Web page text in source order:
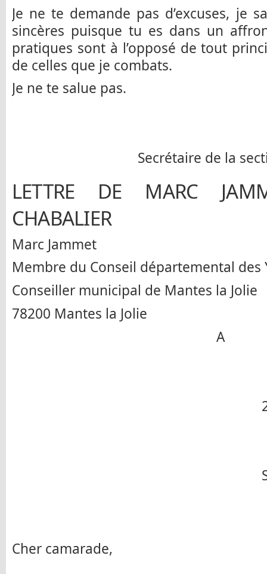
Je ne te demande pas d’excuses, je
sincères puisque tu es dans un
pratiques sont à l’opposé de tout
de celles que je combats.
Je ne te salue pas.
Secrétaire de la
LETTRE DE MARC
CHABALIER
Marc Jammet
Membre du Conseil départemental des
Conseiller municipal de Mantes la Jolie
78200 Mantes la Jolie
A
Cher camarade,